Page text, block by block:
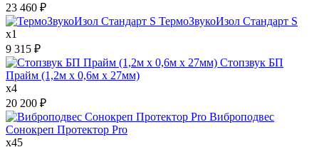
23 460 ₽
ТермоЗвукоИзол Стандарт S
x1
9 315 ₽
Стопзвук БП
Прайм (1,2м х 0,6м х 27мм)
x4
20 200 ₽
Виброподвес
Сонокреп Протектор Pro
x45